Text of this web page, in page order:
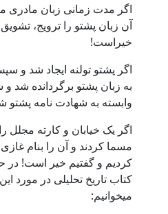
اگر مدت زمانی زبان
آن زبان پشتو را ترویج،
خیراست!
اگر پشتو تولنه ایجاد شد و
به زبان پشتو برگردانده شد و
وابسته به شهادت نامه پشتو
اگر یک خیابان و کارته مجلل
مسما کردند و آن را بنام
کتاب تاریخ تحلیلی در مورد
میخوانیم: